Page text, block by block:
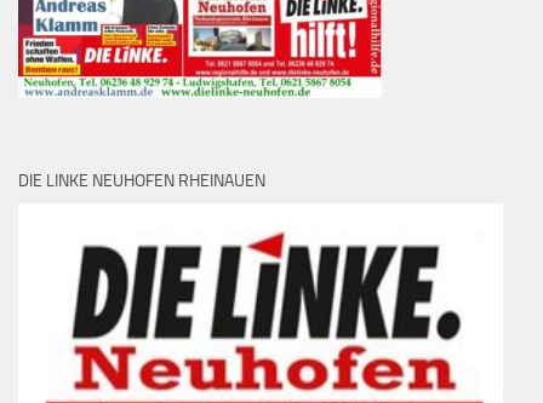
DIE LINKE NEUHOFEN RHEINAUEN